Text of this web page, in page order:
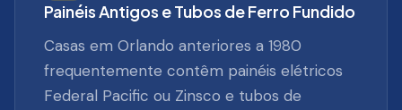
Painéis Antigos e Tubos de Ferro Fundido
Casas em Orlando anteriores a 1980
frequentemente contêm painéis elétricos
Federal Pacific ou Zinsco e tubos de